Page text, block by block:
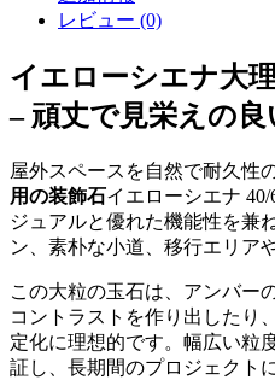
レビュー (0)
イエローシエナ大
– 頑丈で見栄えの
屋外スペースを自然で耐久性
用の装飾石イエローシエナ
ジュアルと優れた機能性を兼
ン、素朴な小道、移行エリア
この大粒の玉石は、アンバー
コントラストを作り出したり
定化に理想的です。幅広い粒
証し、長期間のプロジェクト